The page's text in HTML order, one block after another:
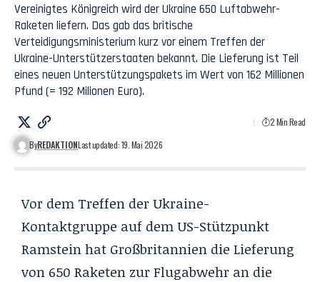
Vereinigtes Königreich wird der Ukraine 650 Luftabwehr-
Raketen liefern. Das gab das britische
Verteidigungsministerium kurz vor einem Treffen der
Ukraine-Unterstützerstaaten bekannt. Die Lieferung ist Teil
eines neuen Unterstützungspakets im Wert von 162 Millionen
Pfund (= 192 Milionen Euro).
ByREDAKTIONLast updated: 19. Mai 2026
2 Min Read
Vor dem Treffen der Ukraine-
Kontaktgruppe auf dem US-Stützpunkt
Ramstein hat Großbritannien die Lieferung
von 650 Raketen zur Flugabwehr an die